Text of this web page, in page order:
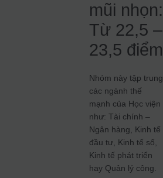
mũi nhọn:
Từ 22,5 –
23,5 điểm
Nhóm này tập trung
các ngành thế
mạnh của Học viện
như: Tài chính –
Ngân hàng, Kinh tế
đầu tư, Kinh tế số,
Kinh tế phát triển
hay Quản lý công.